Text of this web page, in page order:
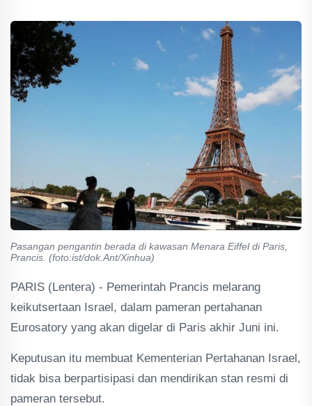
Pasangan pengantin berada di kawasan Menara Eiffel di Paris,
Prancis. (foto:ist/dok.Ant/Xinhua)
PARIS (Lentera) - Pemerintah Prancis melarang
keikutsertaan Israel, dalam pameran pertahanan
Eurosatory yang akan digelar di Paris akhir Juni ini.
Keputusan itu membuat Kementerian Pertahanan Israel,
tidak bisa berpartisipasi dan mendirikan stan resmi di
pameran tersebut.